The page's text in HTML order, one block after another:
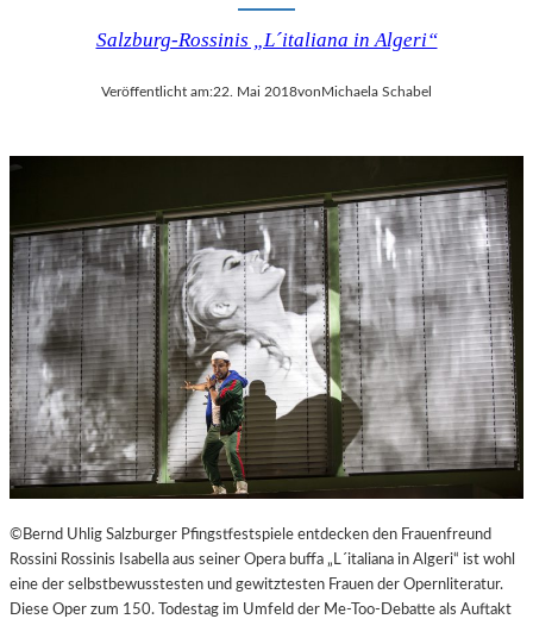
Salzburg-Rossinis „L´italiana in Algeri“
Veröffentlicht am:22. Mai 2018vonMichaela Schabel
©Bernd Uhlig Salzburger Pfingstfestspiele entdecken den Frauenfreund
Rossini Rossinis Isabella aus seiner Opera buffa „L´italiana in Algeri“ ist wohl
eine der selbstbewusstesten und gewitztesten Frauen der Opernliteratur.
Diese Oper zum 150. Todestag im Umfeld der Me-Too-Debatte als Auftakt